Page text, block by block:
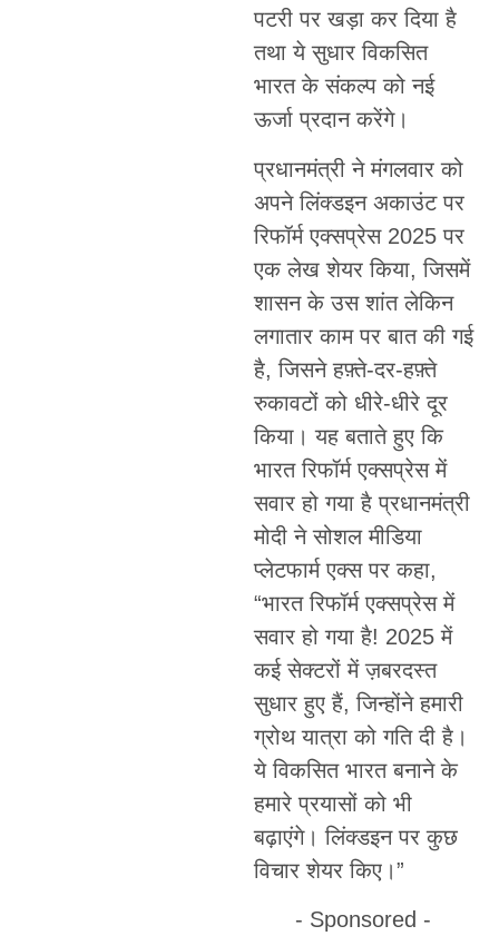
पटरी पर खड़ा कर दिया है
तथा ये सुधार विकसित
भारत के संकल्प को नई
ऊर्जा प्रदान करेंगे।
प्रधानमंत्री ने मंगलवार को
अपने लिंक्डइन अकाउंट पर
रिफॉर्म एक्सप्रेस 2025 पर
एक लेख शेयर किया, जिसमें
शासन के उस शांत लेकिन
लगातार काम पर बात की गई
है, जिसने हफ़्ते-दर-हफ़्ते
रुकावटों को धीरे-धीरे दूर
किया। यह बताते हुए कि
भारत रिफॉर्म एक्सप्रेस में
सवार हो गया है प्रधानमंत्री
मोदी ने सोशल मीडिया
प्लेटफार्म एक्स पर कहा,
“भारत रिफॉर्म एक्सप्रेस में
सवार हो गया है! 2025 में
कई सेक्टरों में ज़बरदस्त
सुधार हुए हैं, जिन्होंने हमारी
ग्रोथ यात्रा को गति दी है।
ये विकसित भारत बनाने के
हमारे प्रयासों को भी
बढ़ाएंगे। लिंक्डइन पर कुछ
विचार शेयर किए।”
- Sponsored -